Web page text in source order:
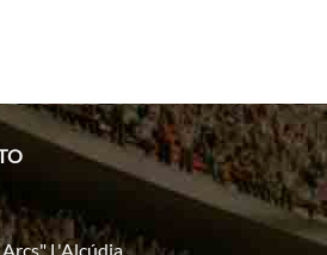
L'Alcúdia